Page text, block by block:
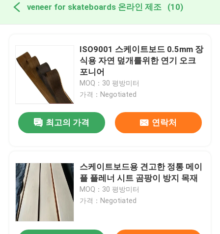
veneer for skateboards 온라인 제조 (10)
ISO9001 스케이트보드 0.5mm 장
식용 자연 덮개를위한 연기 오크
포니어
MOQ：30 평방미터
가격：Negotiated
최고의 가격 연락처
스케이트보드용 견고한 정통 메이
플 플레너 시트 곰팡이 방지 목재
MOQ：30 평방미터
가격：Negotiated